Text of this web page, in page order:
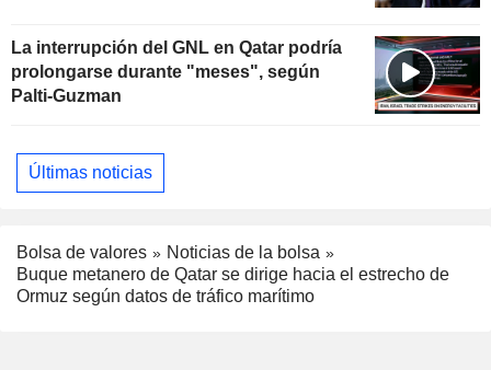
La interrupción del GNL en Qatar podría
prolongarse durante "meses", según
Palti-Guzman
Últimas noticias
Bolsa de valores
Noticias de la bolsa
Buque metanero de Qatar se dirige hacia el estrecho de
Ormuz según datos de tráfico marítimo